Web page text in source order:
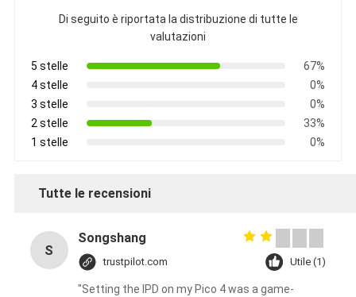
Di seguito è riportata la distribuzione di tutte le
valutazioni
5 stelle
67%
4 stelle
0%
3 stelle
0%
2 stelle
33%
1 stelle
0%
Tutte le recensioni
S
Songshang
trustpilot.com Utile (1)
"Setting the IPD on my Pico 4 was a game-